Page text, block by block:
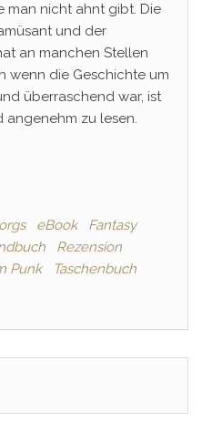
man nicht ahnt gibt. Die
und der
an manchen Stellen
wenn die Geschichte um
überraschend war, ist
zu lesen.
eBook
Fantasy
Rezension
Punk
Taschenbuch